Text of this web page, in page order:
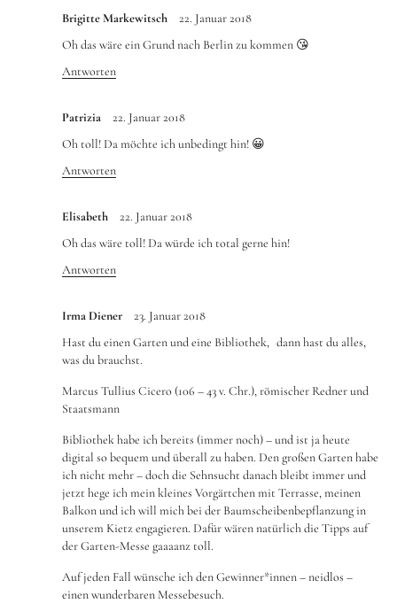
Brigitte Markewitsch
22. Januar 2018
Oh das wäre ein Grund nach Berlin zu kommen 😘
Antworten
Patrizia
22. Januar 2018
Oh toll! Da möchte ich unbedingt hin! 😀
Antworten
Elisabeth
22. Januar 2018
Oh das wäre toll! Da würde ich total gerne hin!
Antworten
Irma Diener
23. Januar 2018
Hast du einen Garten und eine Bibliothek, dann hast du alles,
was du brauchst.
Marcus Tullius Cicero (106 – 43 v. Chr.), römischer Redner und
Staatsmann
Bibliothek habe ich bereits (immer noch) – und ist ja heute
digital so bequem und überall zu haben. Den großen Garten habe
ich nicht mehr – doch die Sehnsucht danach bleibt immer und
jetzt hege ich mein kleines Vorgärtchen mit Terrasse, meinen
Balkon und ich will mich bei der Baumscheibenbepflanzung in
unserem Kietz engagieren. Dafür wären natürlich die Tipps auf
der Garten-Messe gaaaanz toll.
Auf jeden Fall wünsche ich den Gewinner*innen – neidlos –
einen wunderbaren Messebesuch.